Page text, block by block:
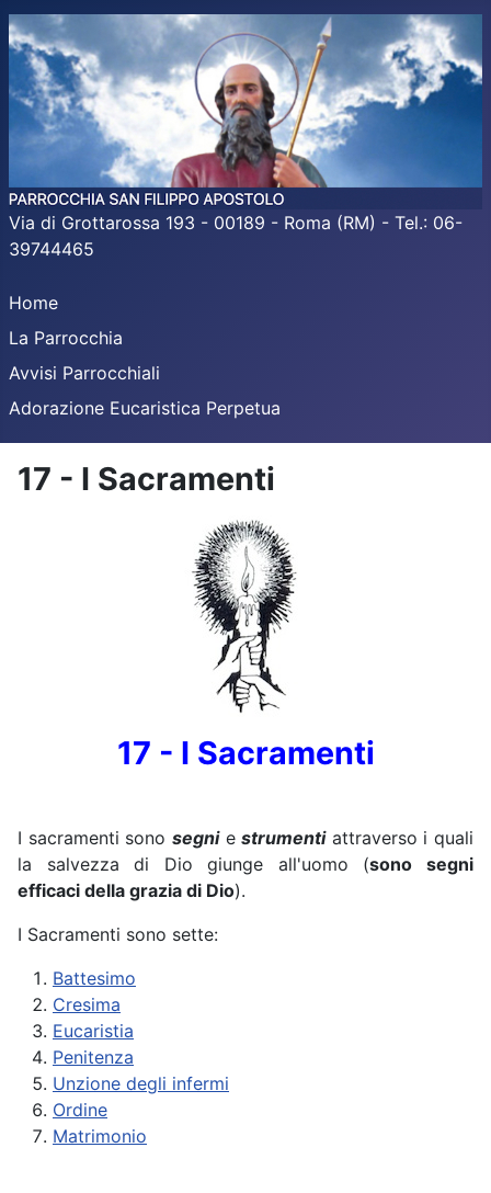
Via di Grottarossa 193 - 00189 - Roma (RM) - Tel.: 06-
39744465
Home
La Parrocchia
Avvisi Parrocchiali
Adorazione Eucaristica Perpetua
17 - I Sacramenti
17 - I Sacramenti
I sacramenti sono segniestrumentiattraverso i quali
la salvezza di Dio giunge all'uomo (sono segni
efficaci della grazia di Dio).
I Sacramenti sono sette:
Battesimo
Cresima
Eucaristia
Penitenza
Unzione degli infermi
Ordine
Matrimonio